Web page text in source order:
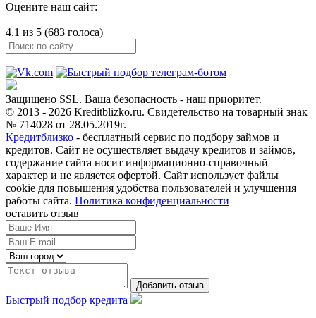
Оцените наш сайт:
4.1 из 5 (683 голоса)
Защищено SSL. Ваша безопасность - наш приоритет.
© 2013 - 2026 Kreditblizko.ru. Свидетельство на товарный знак
№ 714028 от 28.05.2019г.
Кредитблизко - бесплатный сервис по подбору займов и
кредитов. Сайт не осуществляет выдачу кредитов и займов,
содержание сайта носит информационно-справочный
характер и не является офертой. Сайт использует файлы
cookie для повышения удобства пользователей и улучшения
работы сайта. Политика конфиденциальности
оставить отзыв
Быстрый подбор кредита